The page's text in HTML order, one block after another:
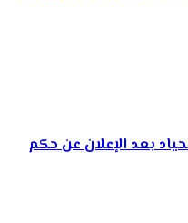
بعد الإعلان عن حكم